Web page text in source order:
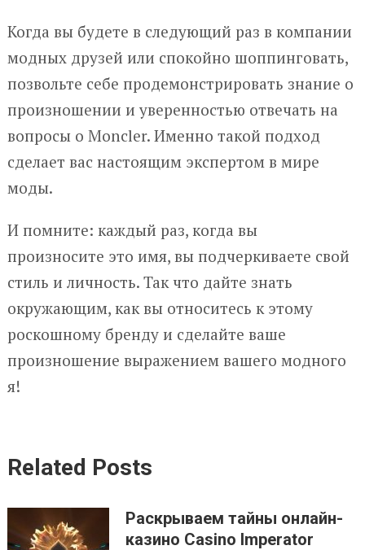
Когда вы будете в следующий раз в компании
модных друзей или спокойно шоппинговать,
позвольте себе продемонстрировать знание о
произношении и уверенностью отвечать на
вопросы о Moncler. Именно такой подход
сделает вас настоящим экспертом в мире
моды.
И помните: каждый раз, когда вы
произносите это имя, вы подчеркиваете свой
стиль и личность. Так что дайте знать
окружающим, как вы относитесь к этому
роскошному бренду и сделайте ваше
произношение выражением вашего модного
я!
Related Posts
Раскрываем тайны онлайн-
казино Casino Imperator